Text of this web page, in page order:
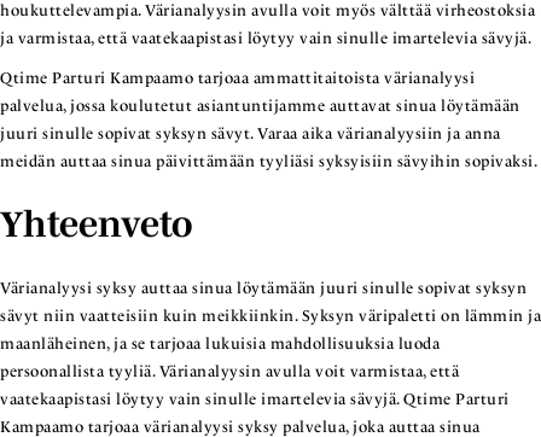
houkuttelevampia. Värianalyysin avulla voit myös välttää virheostoksia
ja varmistaa, että vaatekaapistasi löytyy vain sinulle imartelevia sävyjä.
Qtime Parturi Kampaamo tarjoaa ammattitaitoista värianalyysi
palvelua, jossa koulutetut asiantuntijamme auttavat sinua löytämään
juuri sinulle sopivat syksyn sävyt. Varaa aika värianalyysiin ja anna
meidän auttaa sinua päivittämään tyyliäsi syksyisiin sävyihin sopivaksi.
Yhteenveto
Värianalyysi syksy auttaa sinua löytämään juuri sinulle sopivat syksyn
sävyt niin vaatteisiin kuin meikkiinkin. Syksyn väripaletti on lämmin ja
maanläheinen, ja se tarjoaa lukuisia mahdollisuuksia luoda
persoonallista tyyliä. Värianalyysin avulla voit varmistaa, että
vaatekaapistasi löytyy vain sinulle imartelevia sävyjä. Qtime Parturi
Kampaamo tarjoaa värianalyysi syksy palvelua, joka auttaa sinua